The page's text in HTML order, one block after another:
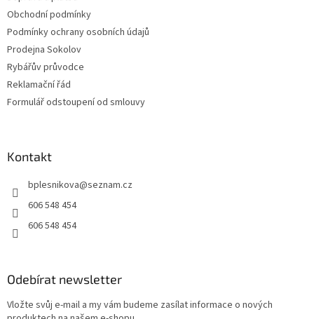
Obchodní podmínky
Podmínky ochrany osobních údajů
Prodejna Sokolov
Rybářův průvodce
Reklamační řád
Formulář odstoupení od smlouvy
Kontakt
bplesnikova@seznam.cz
606 548 454
606 548 454
Odebírat newsletter
Vložte svůj e-mail a my vám budeme zasílat informace o nových